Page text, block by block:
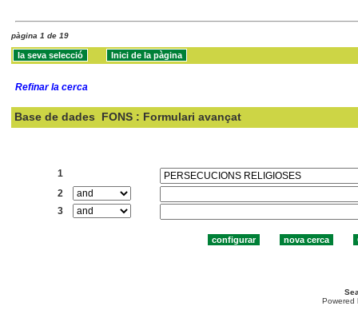
pàgina 1 de 19
Refinar la cerca
Base de dades FONS : Formulari avançat
1
2
3